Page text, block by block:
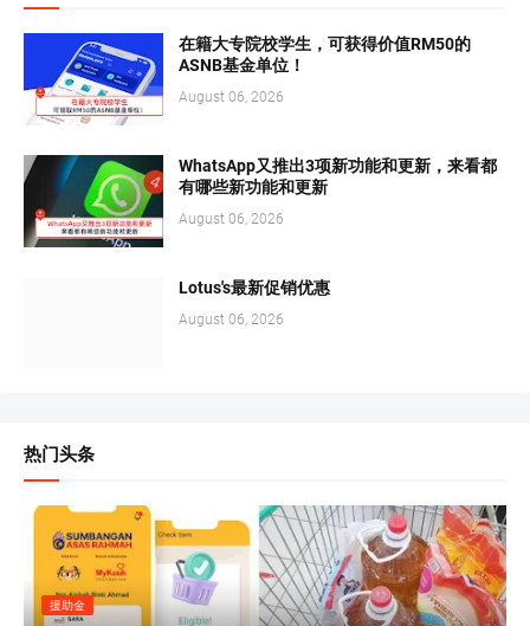
在籍大专院校学生，可获得价值RM50的
ASNB基金单位！
August 06, 2026
WhatsApp又推出3项新功能和更新，来看都
有哪些新功能和更新
August 06, 2026
Lotus's最新促销优惠
August 06, 2026
热门头条
援助金